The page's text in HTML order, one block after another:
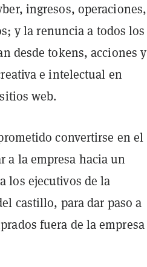
ingresos, operaciones,
y la renuncia a todos los
desde tokens, acciones y
e intelectual en
web.
convertirse en el
a la empresa hacia un
los ejecutivos de la
castillo, para dar paso a
fuera de la empresa